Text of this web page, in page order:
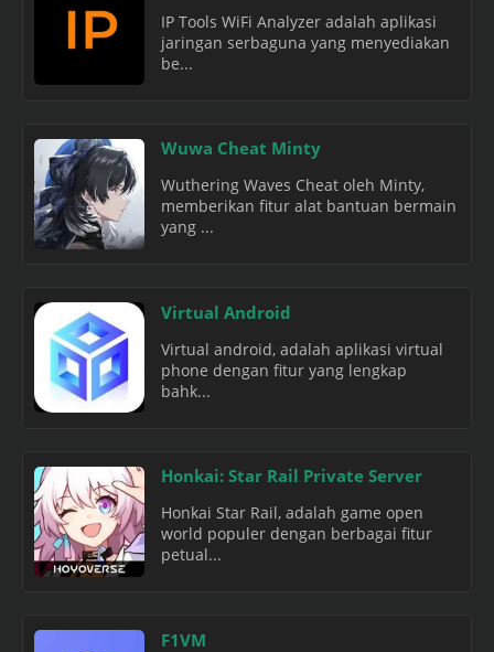
IP Tools WiFi Analyzer adalah aplikasi
jaringan serbaguna yang menyediakan
be...
Wuwa Cheat Minty
Wuthering Waves Cheat oleh Minty,
memberikan fitur alat bantuan bermain
yang ...
Virtual Android
Virtual android, adalah aplikasi virtual
phone dengan fitur yang lengkap
bahk...
Honkai: Star Rail Private Server
Honkai Star Rail, adalah game open
world populer dengan berbagai fitur
petual...
F1VM